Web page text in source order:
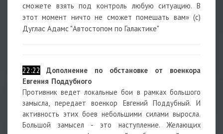
сможете взять под контроль любую ситуацию. В
этот момент ничто не сможет помешать вам» (с)
Дуглас Адамс "Автостопом по Галактике"
22:22
Дополнение по обстановке от военкора
Евгения Поддубного
Противник ведет локальные бои в рамках большого
замысла, передает военкор Евгений Поддубный. И
активность этих боев небольшими силами выросла.
Большой замысел - это наступление. Желающих